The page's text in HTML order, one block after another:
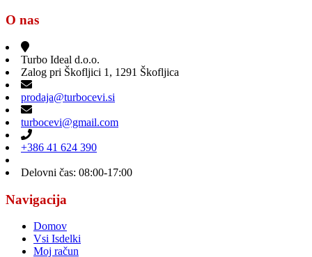
O nas
Turbo Ideal d.o.o.
Zalog pri Škofljici 1, 1291 Škofljica
prodaja@turbocevi.si
turbocevi@gmail.com
+386 41 624 390
Delovni čas: 08:00-17:00
Navigacija
Domov
Vsi Isdelki
Moj račun